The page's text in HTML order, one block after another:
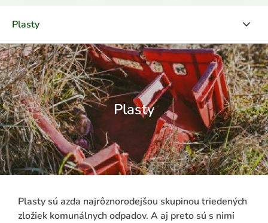
Plasty
Plasty
Papier
Kovy
Sklo
Nápojové kartóny
Batérie a akumulátory
Plasty
Plasty sú azda najrôznorodejšou skupinou triedených
zložiek komunálnych odpadov. A aj preto sú s nimi